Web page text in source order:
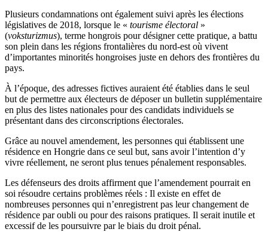
Plusieurs condamnations ont également suivi après les élections
législatives de 2018, lorsque le « tourisme électoral »
(voksturizmus), terme hongrois pour désigner cette pratique, a battu
son plein dans les régions frontalières du nord-est où vivent
d’importantes minorités hongroises juste en dehors des frontières du
pays.
À l’époque, des adresses fictives auraient été établies dans le seul
but de permettre aux électeurs de déposer un bulletin supplémentaire
en plus des listes nationales pour des candidats individuels se
présentant dans des circonscriptions électorales.
Grâce au nouvel amendement, les personnes qui établissent une
résidence en Hongrie dans ce seul but, sans avoir l’intention d’y
vivre réellement, ne seront plus tenues pénalement responsables.
Les défenseurs des droits affirment que l’amendement pourrait en
soi résoudre certains problèmes réels : Il existe en effet de
nombreuses personnes qui n’enregistrent pas leur changement de
résidence par oubli ou pour des raisons pratiques. Il serait inutile et
excessif de les poursuivre par le biais du droit pénal.